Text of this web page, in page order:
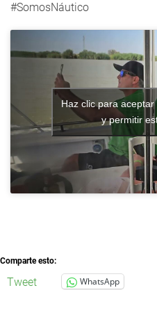
#SomosNáutico
Haz clic para
y permitir
Comparte esto:
Tweet WhatsApp